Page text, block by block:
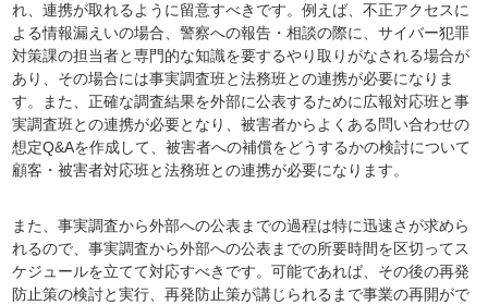
れ、連携が取れるように留意すべきです。例えば、不正アクセスに
よる情報漏えいの場合、警察への報告・相談の際に、サイバー犯罪
対策課の担当者と専門的な知識を要するやり取りがなされる場合が
あり、その場合には事実調査班と法務班との連携が必要になりま
す。また、正確な調査結果を外部に公表するために広報対応班と事
実調査班との連携が必要となり、被害者からよくある問い合わせの
想定Q&Aを作成して、被害者への補償をどうするかの検討について
顧客・被害者対応班と法務班との連携が必要になります。
また、事実調査から外部への公表までの過程は特に迅速さが求めら
れるので、事実調査から外部への公表までの所要時間を区切ってス
ケジュールを立てて対応すべきです。可能であれば、その後の再発
防止策の検討と実行、再発防止策が講じられるまで事業の再開がで